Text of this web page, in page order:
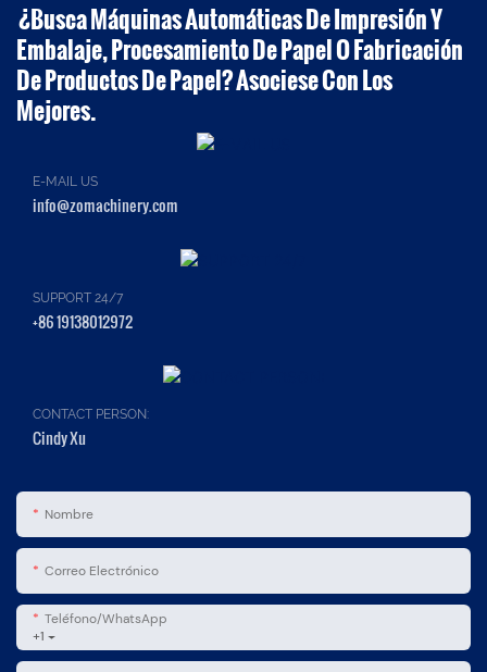
¿Busca Máquinas Automáticas De Impresión Y
Embalaje, Procesamiento De Papel O Fabricación
De Productos De Papel? Asociese Con Los
Mejores.
E-MAIL US
info@zomachinery.com
SUPPORT 24/7
+86 19138012972
CONTACT PERSON:
Cindy Xu
Nombre
Correo Electrónico
+1
Teléfono/WhatsApp